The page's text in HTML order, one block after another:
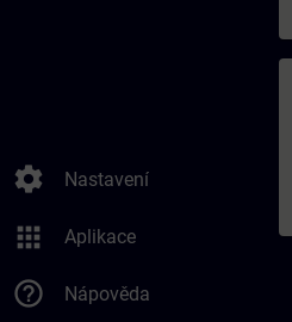
settings Nastavení
apps Aplikace
help_outline Nápověda